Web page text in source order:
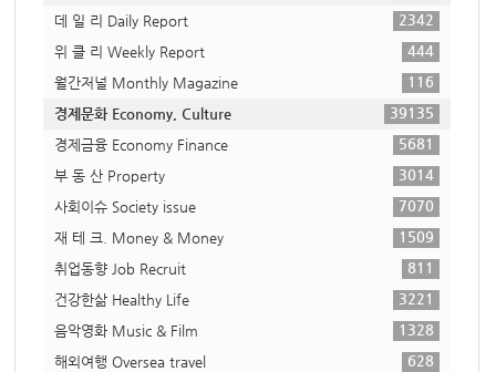
데 일 리 Daily Report
2342
위 클 리 Weekly Report
444
월간저널 Monthly Magazine
116
경제문화 Economy, Culture
39135
경제금융 Economy Finance
5681
부 동 산 Property
3014
사회이슈 Society issue
7070
재 테 크. Money & Money
1509
취업동향 Job Recruit
811
건강한삶 Healthy Life
3221
음악영화 Music & Film
1328
해외여행 Oversea travel
628